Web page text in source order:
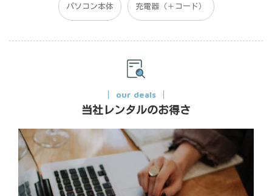
パソコン本体 充電器（＋コード）
our deals
当社レンタルのお得さ